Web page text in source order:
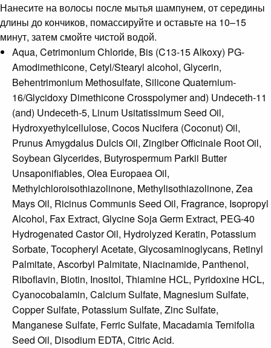
Нанесите на волосы после мытья шампунем, от середины
длины до кончиков, помассируйте и оставьте на 10–15
минут, затем смойте чистой водой.
Aqua, Cetrimonium Chloride, Bis (C13-15 Alkoxy) PG-
Amodimethicone, Cetyl/Stearyl alcohol, Glycerin,
Behentrimonium Methosulfate, Silicone Quaternium-
16/Glycidoxy Dimethicone Crosspolymer and) Undeceth-11
(and) Undeceth-5, Linum Usitatissimum Seed Oil,
Hydroxyethylcellulose, Cocos Nucifera (Coconut) Oil,
Prunus Amygdalus Dulcis Oil, Zingiber Officinale Root Oil,
Soybean Glycerides, Butyrospermum Parkii Butter
Unsaponifiables, Olea Europaea Oil,
Methylchloroisothiazolinone, Methylisothiazolinone, Zea
Mays Oil, Ricinus Communis Seed Oil, Fragrance, Isopropyl
Alcohol, Fax Extract, Glycine Soja Germ Extract, PEG-40
Hydrogenated Castor Oil, Hydrolyzed Keratin, Potassium
Sorbate, Tocopheryl Acetate, Glycosaminoglycans, Retinyl
Palmitate, Ascorbyl Palmitate, Niacinamide, Panthenol,
Riboflavin, Biotin, Inositol, Thiamine HCL, Pyridoxine HCL,
Cyanocobalamin, Calcium Sulfate, Magnesium Sulfate,
Copper Sulfate, Potassium Sulfate, Zinc Sulfate,
Manganese Sulfate, Ferric Sulfate, Macadamia Ternifolia
Seed Oil, Disodium EDTA, Citric Acid.